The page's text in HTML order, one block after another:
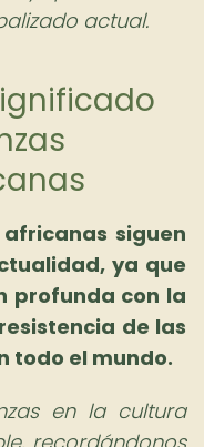
actual.
siguen
ya que
profunda con la
de las
todo el mundo.
en la cultura